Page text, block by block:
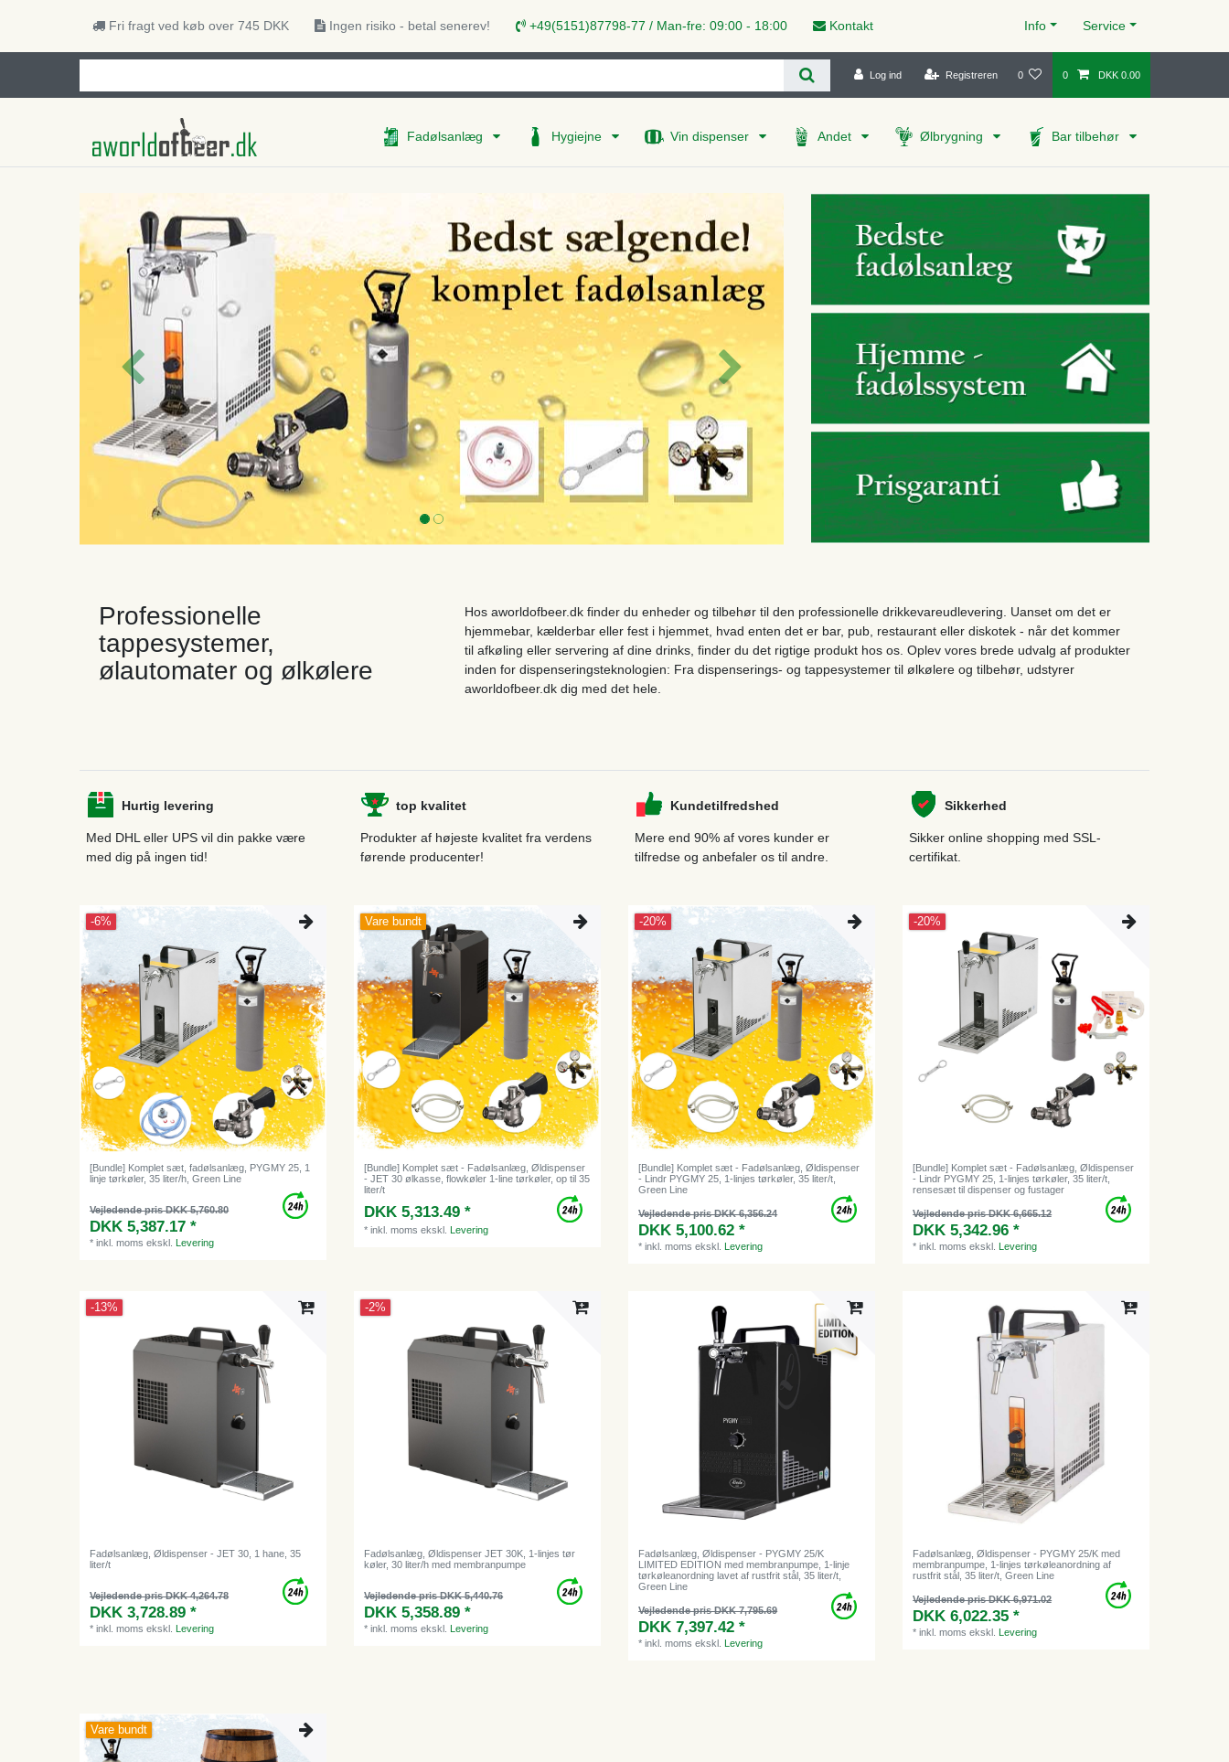
Fri fragt ved køb over 745 DKK Ingen risiko - betal senerev! +49(5151)87798-77 / Man-fre: 09:00 - 18:00 Kontakt Info Service
Log ind Registreren 0 0 DKK 0.00
Fadølsanlæg Hygiejne Vin dispenser Andet Ølbrygning Bar tilbehør
Professionelle
tappesystemer,
ølautomater og ølkølere
Hos aworldofbeer.dk finder du enheder og tilbehør til den professionelle drikkevareudlevering. Uanset om det er
hjemmebar, kælderbar eller fest i hjemmet, hvad enten det er bar, pub, restaurant eller diskotek - når det kommer
til afkøling eller servering af dine drinks, finder du det rigtige produkt hos os. Oplev vores brede udvalg af produkter
inden for dispenseringsteknologien: Fra dispenserings- og tappesystemer til ølkølere og tilbehør, udstyrer
aworldofbeer.dk dig med det hele.
Hurtig levering
Med DHL eller UPS vil din pakke være
med dig på ingen tid!
top kvalitet
Produkter af højeste kvalitet fra verdens
førende producenter!
Kundetilfredshed
Mere end 90% af vores kunder er
tilfredse og anbefaler os til andre.
Sikkerhed
Sikker online shopping med SSL-
certifikat.
-6%
[Bundle] Komplet sæt, fadølsanlæg, PYGMY 25, 1
linje tørkøler, 35 liter/h, Green Line
Vejledende pris DKK 5,760.80
DKK 5,387.17 *
*inkl. moms ekskl.Levering
Vare bundt
[Bundle] Komplet sæt - Fadølsanlæg, Øldispenser
- JET 30 ølkasse, flowkøler 1-line tørkøler, op til 35
liter/t
DKK 5,313.49 *
*inkl. moms ekskl.Levering
-20%
[Bundle] Komplet sæt - Fadølsanlæg, Øldispenser
- Lindr PYGMY 25, 1-linjes tørkøler, 35 liter/t,
Green Line
Vejledende pris DKK 6,356.24
DKK 5,100.62 *
*inkl. moms ekskl.Levering
-20%
[Bundle] Komplet sæt - Fadølsanlæg, Øldispenser
- Lindr PYGMY 25, 1-linjes tørkøler, 35 liter/t,
rensesæt til dispenser og fustager
Vejledende pris DKK 6,665.12
DKK 5,342.96 *
*inkl. moms ekskl.Levering
-13%
Fadølsanlæg, Øldispenser - JET 30, 1 hane, 35
liter/t
Vejledende pris DKK 4,264.78
DKK 3,728.89 *
*inkl. moms ekskl.Levering
-2%
Fadølsanlæg, Øldispenser JET 30K, 1-linjes tør
køler, 30 liter/h med membranpumpe
Vejledende pris DKK 5,440.76
DKK 5,358.89 *
*inkl. moms ekskl.Levering
Fadølsanlæg, Øldispenser - PYGMY 25/K
LIMITED EDITION med membranpumpe, 1-linje
tørkøleanordning lavet af rustfrit stål, 35 liter/t,
Green Line
Vejledende pris DKK 7,795.69
DKK 7,397.42 *
*inkl. moms ekskl.Levering
Fadølsanlæg, Øldispenser - PYGMY 25/K med
membranpumpe, 1-linjes tørkøleanordning af
rustfrit stål, 35 liter/t, Green Line
Vejledende pris DKK 6,971.02
DKK 6,022.35 *
*inkl. moms ekskl.Levering
Vare bundt